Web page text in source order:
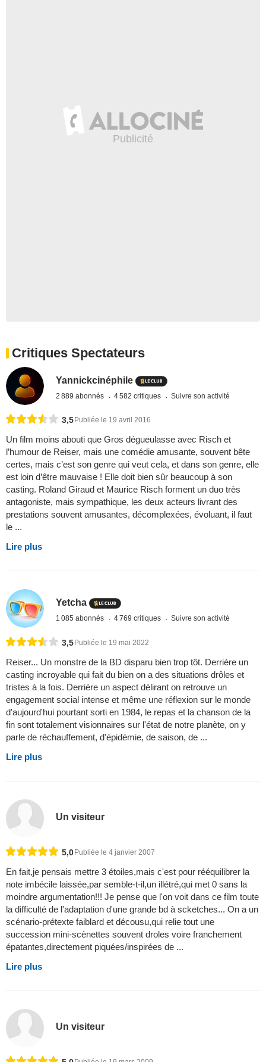
Critiques Spectateurs
Yannickcinéphile
2 889 abonnés 4 582 critiques Suivre son activité
3,5 Publiée le 19 avril 2016
Un film moins abouti que Gros dégueulasse avec Risch et
l’humour de Reiser, mais une comédie amusante, souvent bête
certes, mais c’est son genre qui veut cela, et dans son genre, elle
est loin d’être mauvaise ! Elle doit bien sûr beaucoup à son
casting. Roland Giraud et Maurice Risch forment un duo très
antagoniste, mais sympathique, les deux acteurs livrant des
prestations souvent amusantes, décomplexées, évoluant, il faut
le ...
Lire plus
Yetcha
1 085 abonnés 4 769 critiques Suivre son activité
3,5Publiée le 19 mai 2022
Reiser... Un monstre de la BD disparu bien trop tôt. Derrière un
casting incroyable qui fait du bien on a des situations drôles et
tristes à la fois. Derrière un aspect délirant on retrouve un
engagement social intense et même une réflexion sur le monde
d'aujourd'hui pourtant sorti en 1984, le repas et la chanson de la
fin sont totalement visionnaires sur l'état de notre planète, on y
parle de réchauffement, d'épidémie, de saison, de ...
Lire plus
Un visiteur
5,0Publiée le 4 janvier 2007
En fait,je pensais mettre 3 étoiles,mais c'est pour rééquilibrer la
note imbécile laissée,par semble-t-il,un illétré,qui met 0 sans la
moindre argumentation!!! Je pense que l'on voit dans ce film toute
la difficulté de l'adaptation d'une grande bd à scketches... On a un
scénario-prétexte faiblard et décousu,qui relie tout une
succession mini-scènettes souvent droles voire franchement
épatantes,directement piquées/inspirées de ...
Lire plus
Un visiteur